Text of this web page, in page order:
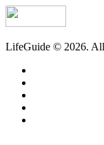
LifeGuide © 2026. All